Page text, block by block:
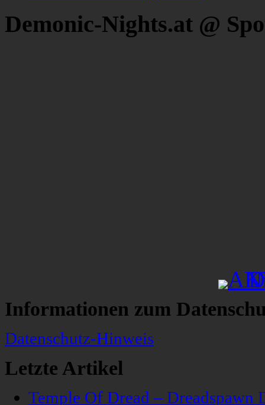
Demonic-Nights.at @
Informationen zum
Datenschutz-Hinweis
Letzte Artikel
Temple Of Dread – Dreadspawn